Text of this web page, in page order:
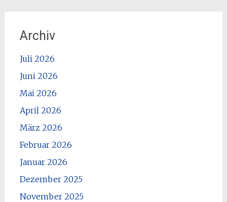
Archiv
Juli 2026
Juni 2026
Mai 2026
April 2026
März 2026
Februar 2026
Januar 2026
Dezember 2025
November 2025